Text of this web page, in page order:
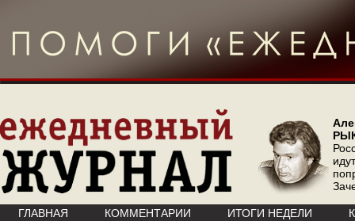
ГЛАВНАЯ КОММЕНТАРИИ ИТОГИ НЕДЕЛИ